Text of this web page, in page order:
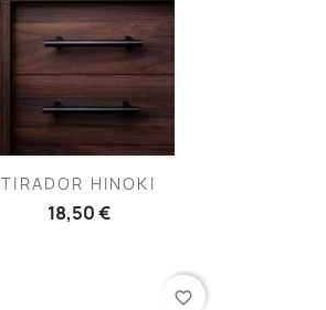
TIRADOR HINOKI
18,50 €
favorite_border